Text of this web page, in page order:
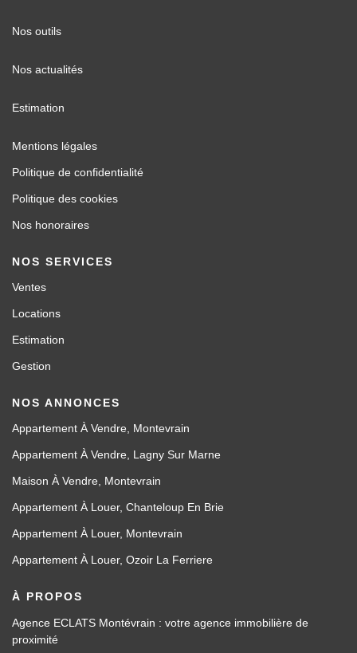
Nos outils
Nos actualités
Estimation
Mentions légales
Politique de confidentialité
Politique des cookies
Nos honoraires
NOS SERVICES
Ventes
Locations
Estimation
Gestion
NOS ANNONCES
Appartement À Vendre, Montevrain
Appartement À Vendre, Lagny Sur Marne
Maison À Vendre, Montevrain
Appartement À Louer, Chanteloup En Brie
Appartement À Louer, Montevrain
Appartement À Louer, Ozoir La Ferriere
À PROPOS
Agence ECLATS Montévrain : votre agence immobilière de
proximité